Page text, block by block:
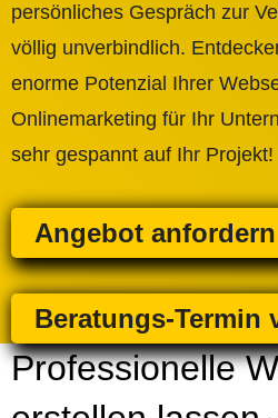
persönliches Gespräch zur
völlig unverbindlich.
enorme Potenzial Ihrer
Onlinemarketing für Ihr
sehr gespannt auf Ihr Projekt!
Angebot anfordern
Beratungs-Termin
Professionelle